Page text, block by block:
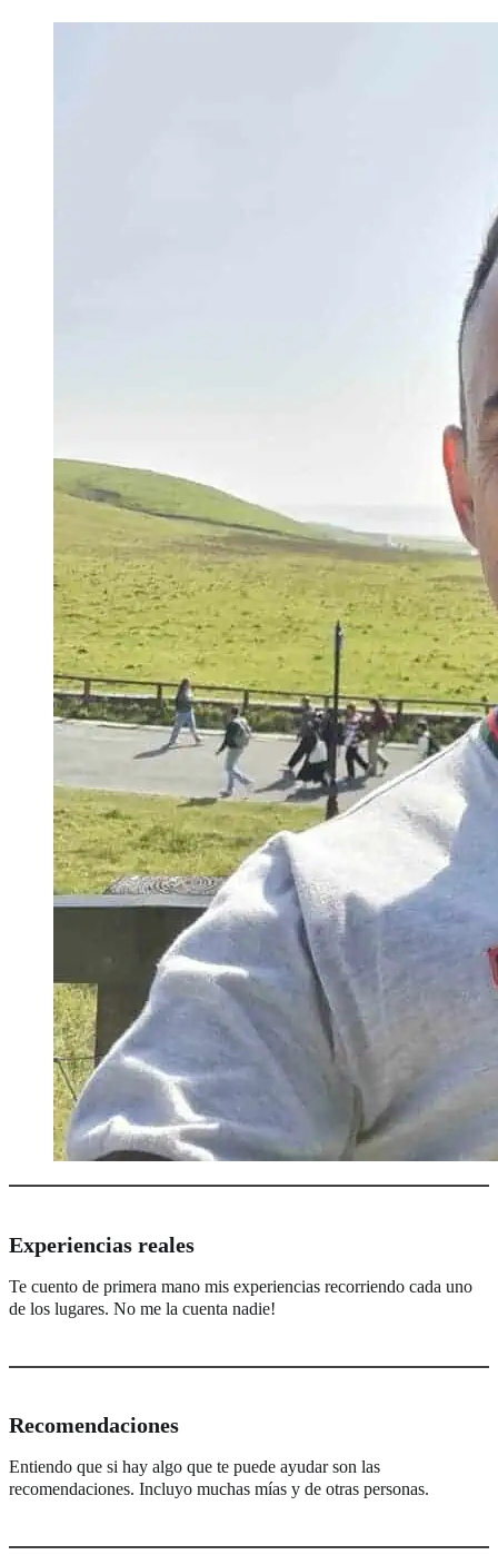
Experiencias reales
Te cuento de primera mano mis experiencias recorriendo cada uno
de los lugares. No me la cuenta nadie!
Recomendaciones
Entiendo que si hay algo que te puede ayudar son las
recomendaciones. Incluyo muchas mías y de otras personas.